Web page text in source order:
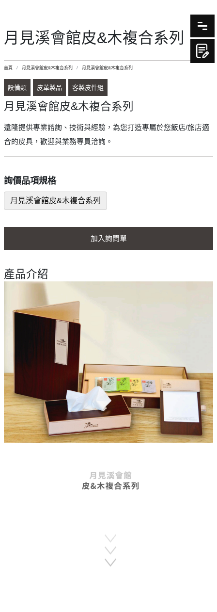
月見溪會館皮&木複合系列
首頁 月見溪會館皮&木複合系列 月見溪會館皮&木複合系列
設備類 皮革製品 客製皮件組
月見溪會館皮&木複合系列
遠隆提供專業諮詢、技術與經驗，為您打造專屬於您飯店/旅店適
合的皮具，歡迎與業務專員洽詢。
詢價品項規格
月見溪會館皮&木複合系列
加入詢問單
產品介紹